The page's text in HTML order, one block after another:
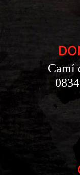
Camí